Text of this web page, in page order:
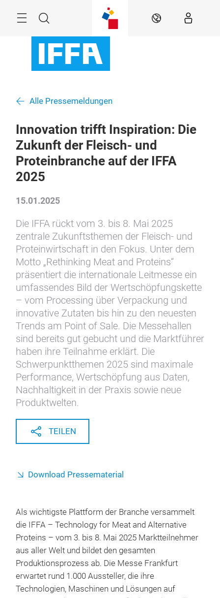
Suche DE
Alle Pressemeldungen
Innovation trifft Inspiration: Die
Zukunft der Fleisch- und
Proteinbranche auf der IFFA
2025
15.01.2025
Die IFFA rückt vom 3. bis 8. Mai 2025
zentrale Zukunftsthemen der Fleisch- und
Proteinwirtschaft in den Fokus. Unter dem
Motto „Rethinking Meat and Proteins“
präsentiert die internationale Leitmesse ein
umfassendes Bild der Wertschöpfungskette
– vom Processing über Verpackung und
innovative Zutaten bis hin zu den neuesten
Trends am Point of Sale. Die Messehallen
sind bereits gut gebucht und die Marktführer
haben ihre Teilnahme erklärt. Die
Schwerpunktthemen 2025 sind maximale
Performance, Wertschöpfung aus Daten,
Nachhaltigkeit in der Praxis sowie neue
Produktwelten.
TEILEN
Download Pressematerial
Als wichtigste Plattform der Branche versammelt
die IFFA – Technology for Meat and Alternative
Proteins – vom 3. bis 8. Mai 2025 Marktteilnehmer
aus aller Welt und bildet den gesamten
Produktionsprozess ab. Die Messe Frankfurt
erwartet rund 1.000 Aussteller, die ihre
Technologien, Maschinen und Lösungen auf